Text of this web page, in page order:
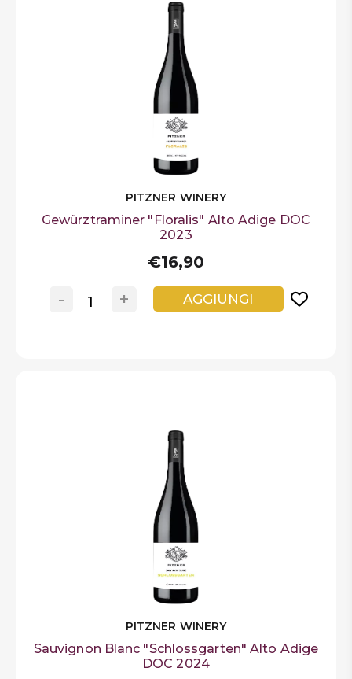
PITZNER WINERY
Gewürztraminer "Floralis" Alto Adige DOC
2023
€16,90
+
- AGGIUNGI
PITZNER WINERY
Sauvignon Blanc "Schlossgarten" Alto Adige
DOC 2024